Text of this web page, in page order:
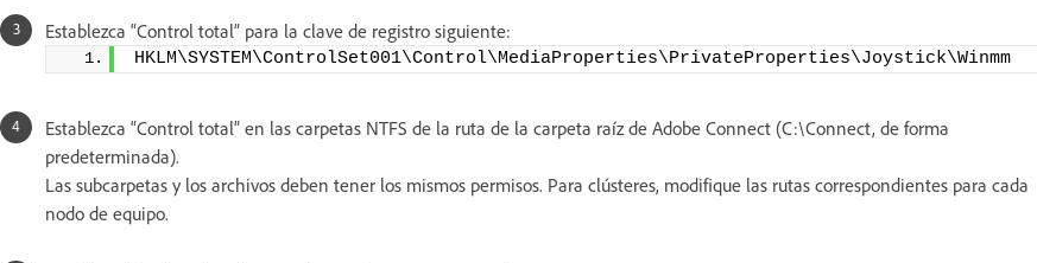
Establezca “Control total” para la clave de registro siguiente:
HKLM\SYSTEM\ControlSet001\Control\MediaProperties\PrivateProperties\Joystick\Winmm
Establezca “Control total” en las carpetas NTFS de la ruta de la carpeta raíz de Adobe Connect (C:\Connect, de forma
predeterminada).
Las subcarpetas y los archivos deben tener los mismos permisos. Para clústeres, modifique las rutas correspondientes para cada
nodo de equipo.